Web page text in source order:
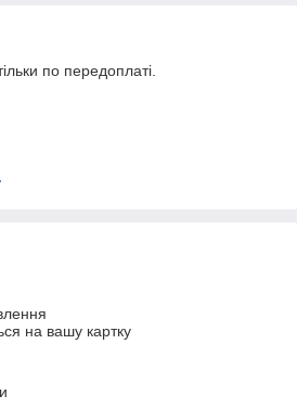
по передоплаті.
на вашу картку